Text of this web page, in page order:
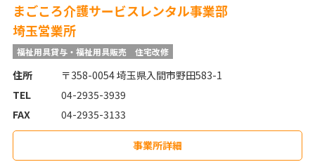
まごころ介護サービスレンタル事業部
埼玉営業所
福祉用具貸与・福祉用具販売 住宅改修
住所
〒358-0054 埼玉県入間市野田583-1
TEL
04-2935-3939
FAX
04-2935-3133
事業所詳細